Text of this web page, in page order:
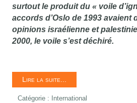
surtout le produit du « voile
accords d’Oslo de 1993 avaient
opinions israélienne et
2000, le voile s’est déchiré.
Lire la suite...
Catégorie : International